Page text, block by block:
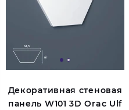
Декоративная стеновая
панель W101 3D Orac Ulf